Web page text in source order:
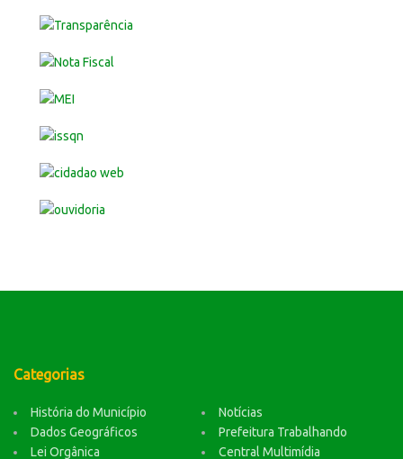
Categorias
História do Município
Dados Geográficos
Lei Orgânica
Notícias
Prefeitura Trabalhando
Central Multimídia